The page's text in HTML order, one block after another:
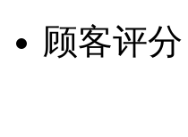
顾客评分